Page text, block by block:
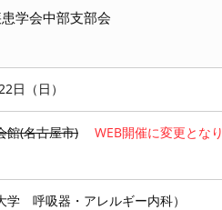
学会中部支部会
日（日）
館(名古屋市)
WEB開催に変更とな
呼吸器・アレルギー内科）